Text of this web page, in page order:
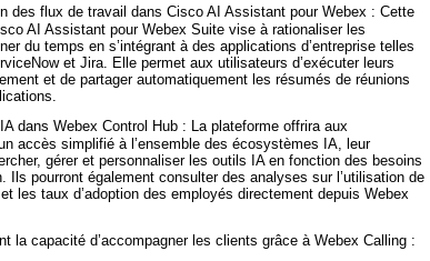
des flux de travail dans Cisco AI Assistant pour Webex : Cette
AI Assistant pour Webex Suite vise à rationaliser les
du temps en s’intégrant à des applications d’entreprise telles
et Jira. Elle permet aux utilisateurs d’exécuter leurs
et de partager automatiquement les résumés de réunions
dans Webex Control Hub : La plateforme offrira aux
accès simplifié à l’ensemble des écosystèmes IA, leur
gérer et personnaliser les outils IA en fonction des besoins
Ils pourront également consulter des analyses sur l’utilisation de
les taux d’adoption des employés directement depuis Webex
la capacité d’accompagner les clients grâce à Webex Calling :